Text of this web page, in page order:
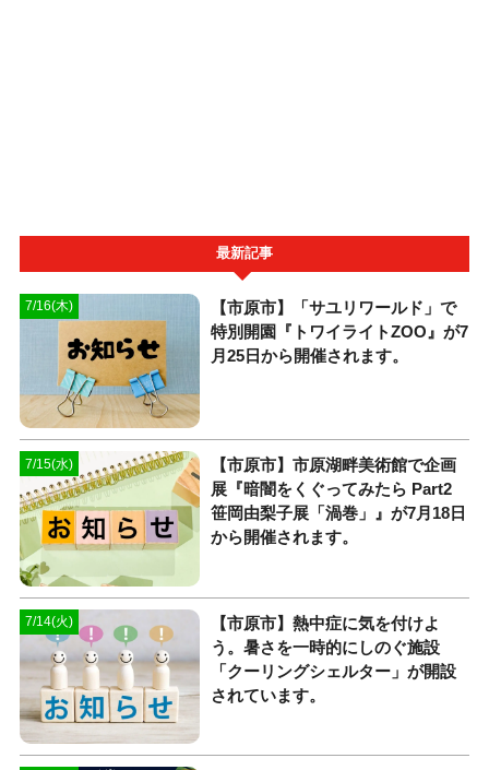
最新記事
7/16(木)
【市原市】「サユリワールド」で
特別開園『トワイライトZOO』が7
月25日から開催されます。
7/15(水)
【市原市】市原湖畔美術館で企画
展『暗闇をくぐってみたら Part2
笹岡由梨子展「渦巻」』が7月18日
から開催されます。
7/14(火)
【市原市】熱中症に気を付けよ
う。暑さを一時的にしのぐ施設
「クーリングシェルター」が開設
されています。